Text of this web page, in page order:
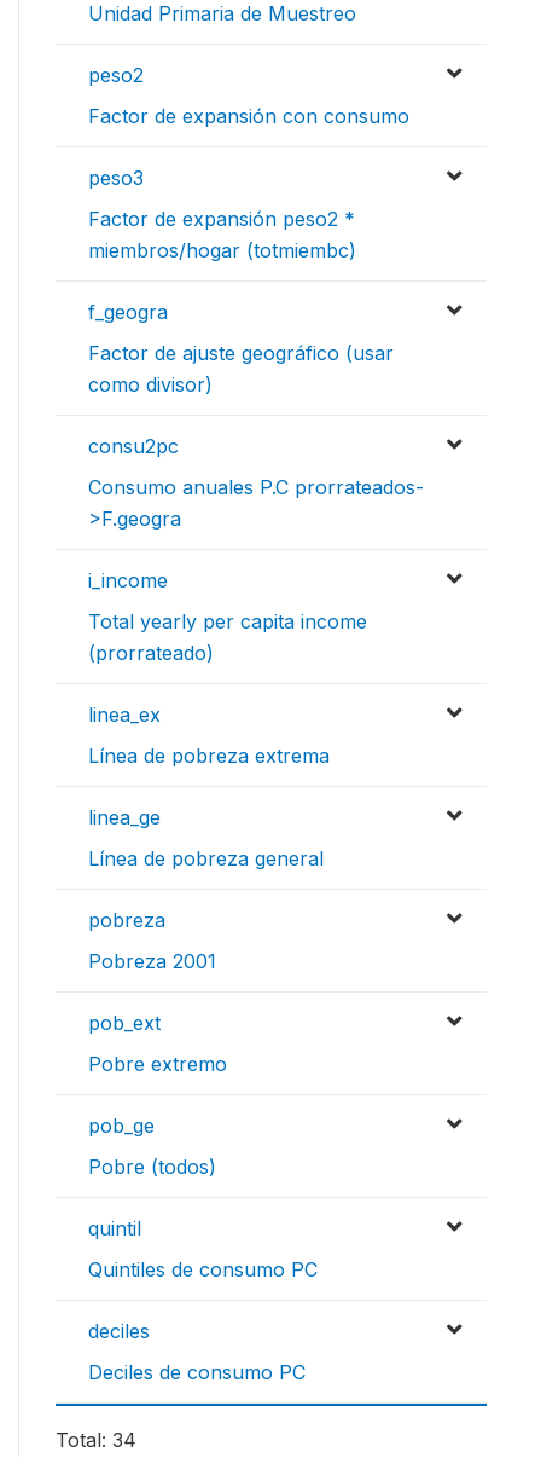
Unidad Primaria de Muestreo
peso2
Factor de expansión con consumo
peso3
Factor de expansión peso2 *
miembros/hogar (totmiembc)
f_geogra
Factor de ajuste geográfico (usar
como divisor)
consu2pc
Consumo anuales P.C prorrateados-
>F.geogra
i_income
Total yearly per capita income
(prorrateado)
linea_ex
Línea de pobreza extrema
linea_ge
Línea de pobreza general
pobreza
Pobreza 2001
pob_ext
Pobre extremo
pob_ge
Pobre (todos)
quintil
Quintiles de consumo PC
deciles
Deciles de consumo PC
Total: 34